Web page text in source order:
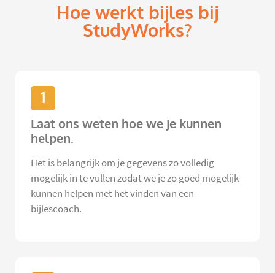
Hoe werkt bijles bij
StudyWorks?
1
Laat ons weten hoe we je kunnen
helpen.
Het is belangrijk om je gegevens zo volledig
mogelijk in te vullen zodat we je zo goed mogelijk
kunnen helpen met het vinden van een
bijlescoach.